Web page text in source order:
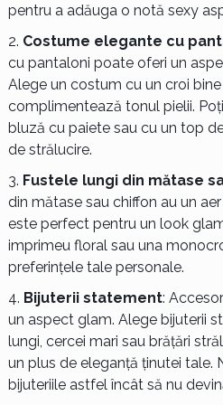
pentru a adăuga o notă sexy
Costume elegante cu
cu pantaloni poate oferi un
Alege un costum cu un croi
complimentează tonul pielii.
bluză cu paiete sau cu un top
de strălucire.
Fustele lungi din mătase
din mătase sau chiffon au un
este perfect pentru un look
imprimeu floral sau una
preferințele tale personale.
Bijuterii statement:
un aspect glam. Alege bijuterii
lungi, cercei mari sau brățări
un plus de eleganță ținutei tale.
bijuteriile astfel încât să nu